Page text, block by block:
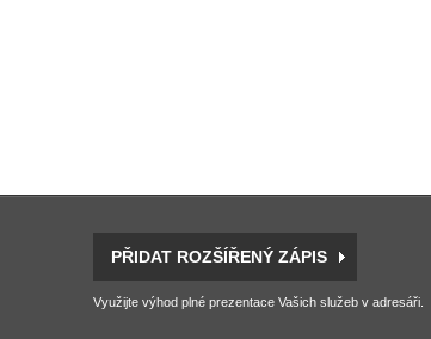
PŘIDAT ROZŠÍŘENÝ ZÁPIS
Využijte výhod plné prezentace Vašich služeb v adresáři.